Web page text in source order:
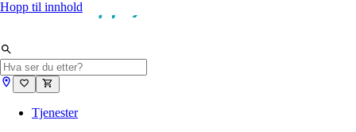
Hopp til innhold
Tjenester